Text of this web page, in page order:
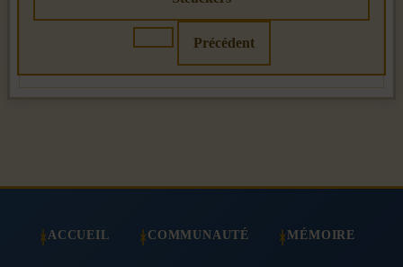
Précédent
ACCUEIL COMMUNAUTÉ MÉMOIRE